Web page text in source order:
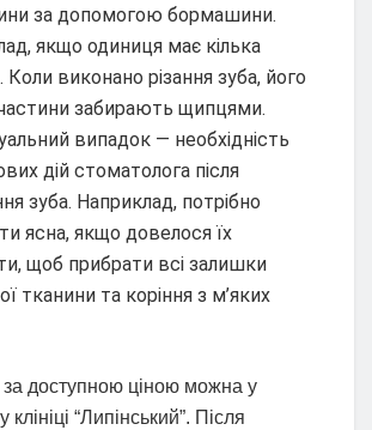
за допомогою бормашини.
якщо одиниця має кілька
Коли виконано різання зуба, його
забирають щипцями.
випадок — необхідність
дій стоматолога після
зуба. Наприклад, потрібно
ясна, якщо довелося їх
щоб прибрати всі залишки
тканини та коріння з м’яких
за доступною ціною можна у
клініці “Липінський”. Після